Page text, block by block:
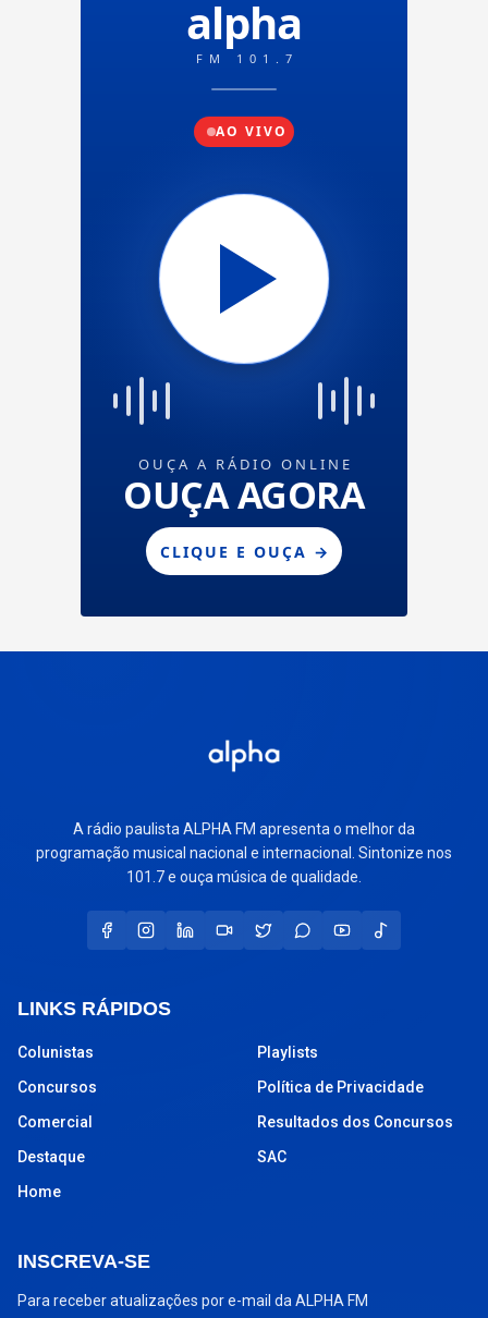
A rádio paulista ALPHA FM apresenta o melhor da
programação musical nacional e internacional. Sintonize nos
101.7 e ouça música de qualidade.
LINKS RÁPIDOS
Colunistas
Concursos
Comercial
Destaque
Home
Playlists
Política de Privacidade
Resultados dos Concursos
SAC
INSCREVA-SE
Para receber atualizações por e-mail da ALPHA FM